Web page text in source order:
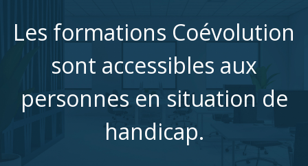
Les formations Coévolution
sont accessibles aux
personnes en situation de
handicap.